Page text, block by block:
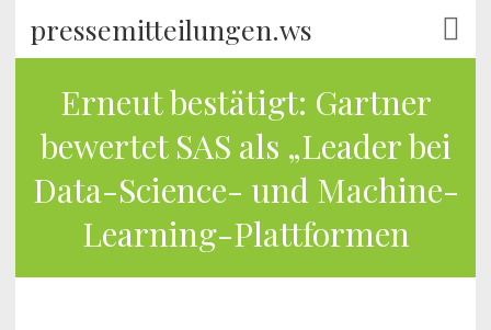
pressemitteilungen.ws
Erneut bestätigt: Gartner
bewertet SAS als „Leader bei
Data-Science- und Machine-
Learning-Plattformen